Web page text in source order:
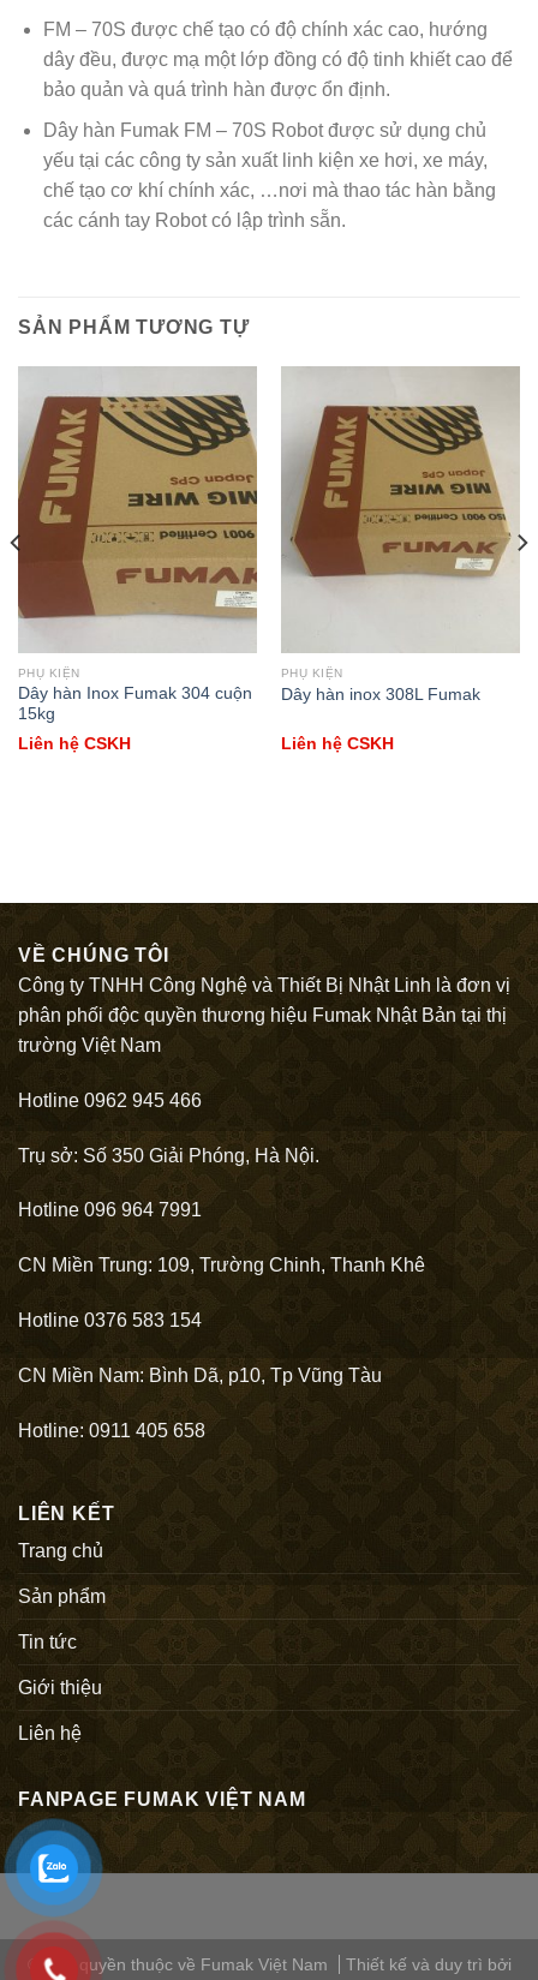
FM – 70S được chế tạo có độ chính xác cao, hướng
dây đều, được mạ một lớp đồng có độ tinh khiết cao để
bảo quản và quá trình hàn được ổn định.
Dây hàn Fumak FM – 70S Robot được sử dụng chủ
yếu tại các công ty sản xuất linh kiện xe hơi, xe máy,
chế tạo cơ khí chính xác, …nơi mà thao tác hàn bằng
các cánh tay Robot có lập trình sẵn.
SẢN PHẨM TƯƠNG TỰ
PHỤ KIỆN
Dây hàn Inox Fumak 304 cuộn
15kg
Liên hệ CSKH
PHỤ KIỆN
Dây hàn inox 308L Fumak
Liên hệ CSKH
VỀ CHÚNG TÔI
Công ty TNHH Công Nghệ và Thiết Bị Nhật Linh là đơn vị
phân phối độc quyền thương hiệu Fumak Nhật Bản tại thị
trường Việt Nam
Hotline 0962 945 466
Trụ sở: Số 350 Giải Phóng, Hà Nội.
Hotline 096 964 7991
CN Miền Trung: 109, Trường Chinh, Thanh Khê
Hotline 0376 583 154
CN Miền Nam: Bình Dã, p10, Tp Vũng Tàu
Hotline: 0911 405 658
LIÊN KẾT
Trang chủ
Sản phẩm
Tin tức
Giới thiệu
Liên hệ
FANPAGE FUMAK VIỆT NAM
© Bản quyền thuộc về Fumak Việt Nam Thiết kế và duy trì bởi